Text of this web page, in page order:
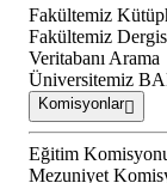
Fakültemiz
Fakültemiz
Veritabanı Arama
Üniversitemiz
Komisyonlar
Eğitim
Mezuniyet